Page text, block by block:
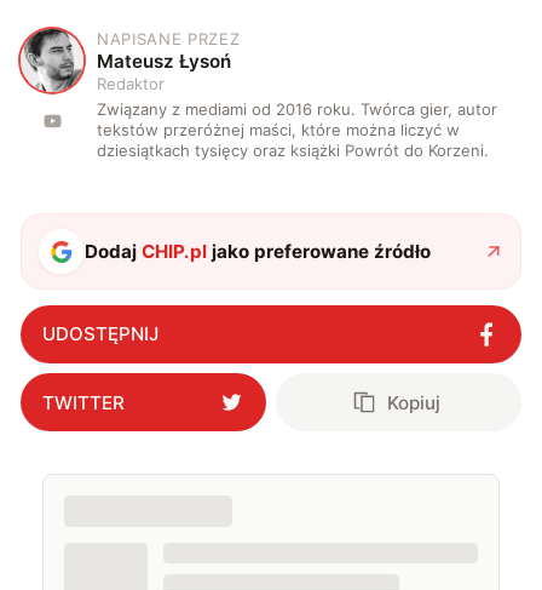
M
NAPISANE PRZEZ
Mateusz Łysoń
Redaktor
Związany z mediami od 2016 roku. Twórca gier, autor
tekstów przeróżnej maści, które można liczyć w
dziesiątkach tysięcy oraz książki Powrót do Korzeni.
DodajCHIP.pl jako preferowane źródło
UDOSTĘPNIJ
TWITTER Kopiuj